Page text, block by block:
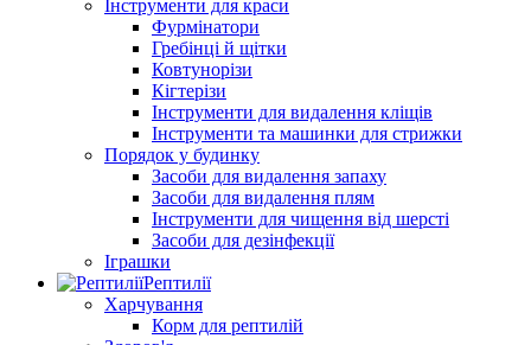
Інструменти для краси
Фурмінатори
Гребінці й щітки
Ковтунорізи
Кігтерізи
Інструменти для видалення кліщів
Інструменти та машинки для стрижки
Порядок у будинку
Засоби для видалення запаху
Засоби для видалення плям
Інструменти для чищення від шерсті
Засоби для дезінфекції
Іграшки
Рептилії
Харчування
Корм для рептилій